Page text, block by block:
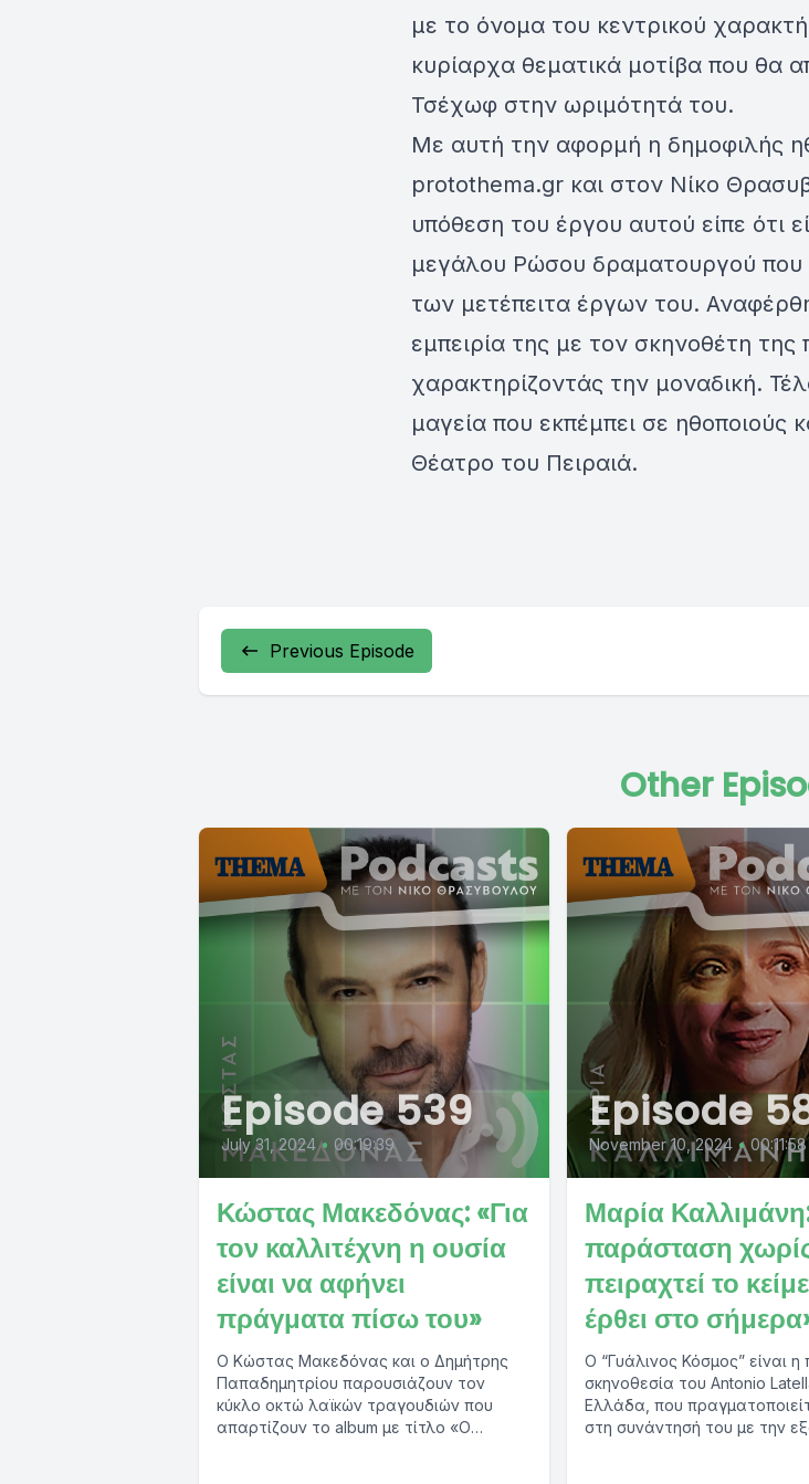
με το όνομα του κεντρικού
κυρίαρχα θεματικά μοτίβα που θα
Τσέχωφ στην ωριμότητά του.
Με αυτή την αφορμή η δημοφιλής
protothema.gr και στον Νίκο
υπόθεση του έργου αυτού είπε ότι
μεγάλου Ρώσου δραματουργού που
των μετέπειτα έργων του.
εμπειρία της με τον σκηνοθέτη
χαρακτηρίζοντάς την μοναδική.
μαγεία που εκπέμπει σε ηθοποιούς
Θέατρο του Πειραιά.
Previous Episode
Other
Episode 539
July 31, 2024 • 00:19:39
Κώστας Μακεδόνας: «Για
τον καλλιτέχνη η ουσία
είναι να αφήνει
πράγματα πίσω του»
Ο Κώστας Μακεδόνας και ο Δημήτρης
Παπαδημητρίου παρουσιάζουν τον
κύκλο οκτώ λαϊκών τραγουδιών που
απαρτίζουν το album με τίτλο «Ο
Episode
November 10, 2024 • 00:11:58
Μαρία
παράσταση
πειραχτεί το
έρθει στο
Ο “Γυάλινος Κόσμος” είναι
σκηνοθεσία του Antonio
Ελλάδα, που
στη συνάντησή του με την